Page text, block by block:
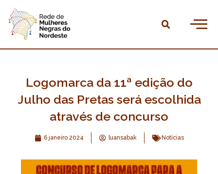
para
conteúdo
Logomarca da 11ª edição do
Julho das Pretas será escolhida
através de concurso
6 janeiro 2024 luansabak Notícias
Home
Quem somos
Publicações
Linha do tempo
Observatório
Faça parte